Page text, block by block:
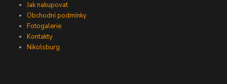
Jak nakupovat
Obchodní podmínky
Fotogalerie
Kontakty
Nikolsburg